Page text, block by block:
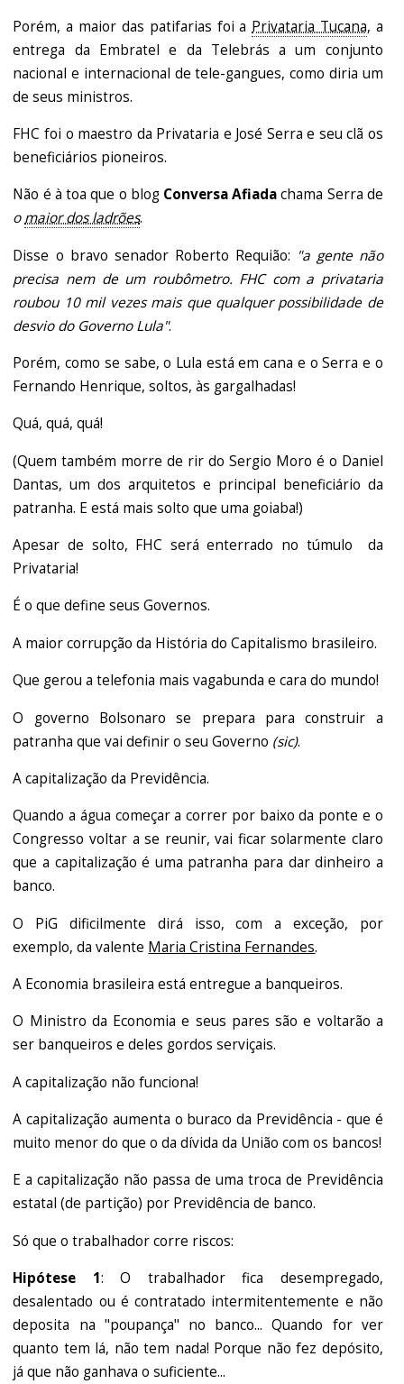
Porém, a maior das patifarias foi a Privataria Tucana, a
entrega da Embratel e da Telebrás a um conjunto
nacional e internacional de tele-gangues, como diria um
de seus ministros.
FHC foi o maestro da Privataria e José Serra e seu clã os
beneficiários pioneiros.
Não é à toa que o blog Conversa Afiadachama Serra de
omaior dos ladrões.
Disse o bravo senador Roberto Requião: "a gente não
precisa nem de um roubômetro. FHC com a privataria
roubou 10 mil vezes mais que qualquer possibilidade de
desvio do Governo Lula".
Porém, como se sabe, o Lula está em cana e o Serra e o
Fernando Henrique, soltos, às gargalhadas!
Quá, quá, quá!
(Quem também morre de rir do Sergio Moro é o Daniel
Dantas, um dos arquitetos e principal beneficiário da
patranha. E está mais solto que uma goiaba!)
Apesar de solto, FHC será enterrado no túmulo da
Privataria!
É o que define seus Governos.
A maior corrupção da História do Capitalismo brasileiro.
Que gerou a telefonia mais vagabunda e cara do mundo!
O governo Bolsonaro se prepara para construir a
patranha que vai definir o seu Governo (sic).
A capitalização da Previdência.
Quando a água começar a correr por baixo da ponte e o
Congresso voltar a se reunir, vai ficar solarmente claro
que a capitalização é uma patranha para dar dinheiro a
banco.
O PiG dificilmente dirá isso, com a exceção, por
exemplo, da valente Maria Cristina Fernandes.
A Economia brasileira está entregue a banqueiros.
O Ministro da Economia e seus pares são e voltarão a
ser banqueiros e deles gordos serviçais.
A capitalização não funciona!
A capitalização aumenta o buraco da Previdência - que é
muito menor do que o da dívida da União com os bancos!
E a capitalização não passa de uma troca de Previdência
estatal (de partição) por Previdência de banco.
Só que o trabalhador corre riscos:
Hipótese 1: O trabalhador fica desempregado,
desalentado ou é contratado intermitentemente e não
deposita na "poupança" no banco... Quando for ver
quanto tem lá, não tem nada! Porque não fez depósito,
já que não ganhava o suficiente...